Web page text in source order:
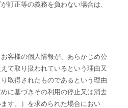
訂正等の義務を負わない場合は、
客様の個人情報が、あらかじめ公
て取り扱われているという理由又
取得されたものであるという理由
に基づきその利用の停止又は消去
す。）を求められた場合におい